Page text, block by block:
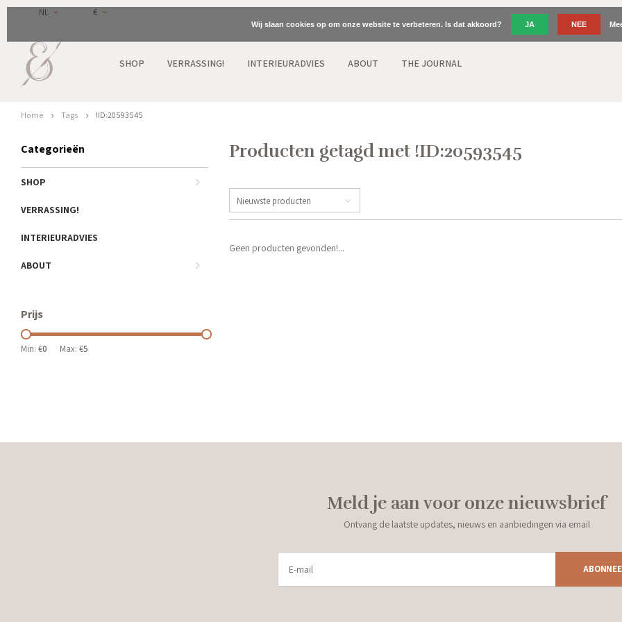
NL €
SHOP VERRASSING! INTERIEURADVIES ABOUT THE JOURNAL
Home Tags !ID:20593545
Categorieën
SHOP
VERRASSING!
INTERIEURADVIES
ABOUT
Prijs
Min: €0 Max: €5
Producten getagd met !ID:20593545
Nieuwste producten
Geen producten gevonden!...
Meld je aan voor onze nieuwsbrief
Ontvang de laatste updates, nieuws en aanbiedingen via email
Wij slaan cookies op om onze website te verbeteren. Is dat akkoord? JA NEE